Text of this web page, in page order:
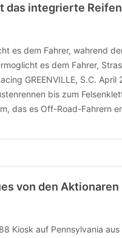
das integrierte
es dem Fahrer, wahrend
es dem Fahrer,
GREENVILLE, S.C.
bis zum
das es Off-Road-Fahrern
von den Aktionaren
Kiosk auf Pennsylvania